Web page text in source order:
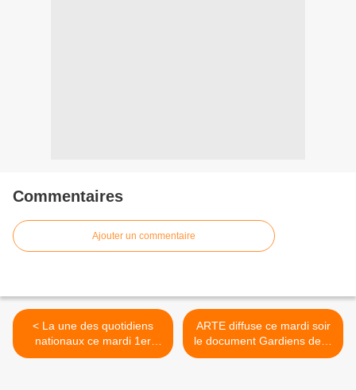
Commentaires
Ajouter un commentaire
< La une des quotidiens
nationaux ce mardi 1er
juillet 2025.
ARTE diffuse ce mardi soir
le document Gardiens de la
Révolution - Les maîtres de